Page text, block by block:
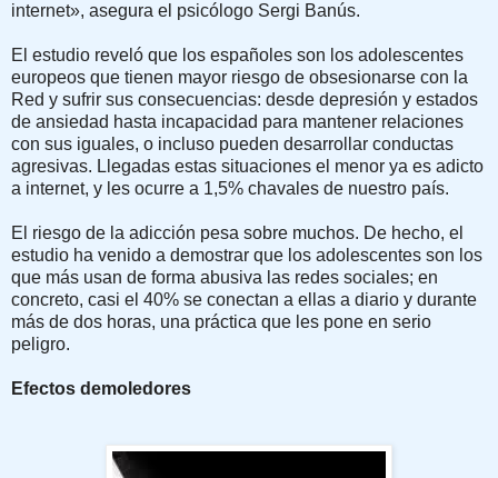
internet», asegura el psicólogo Sergi Banús.
El estudio reveló que los españoles son los adolescentes
europeos que tienen mayor riesgo de obsesionarse con la
Red y sufrir sus consecuencias: desde depresión y estados
de ansiedad hasta incapacidad para mantener relaciones
con sus iguales, o incluso pueden desarrollar conductas
agresivas. Llegadas estas situaciones el menor ya es adicto
a internet, y les ocurre a 1,5% chavales de nuestro país.
El riesgo de la adicción pesa sobre muchos. De hecho, el
estudio ha venido a demostrar que los adolescentes son los
que más usan de forma abusiva las redes sociales; en
concreto, casi el 40% se conectan a ellas a diario y durante
más de dos horas, una práctica que les pone en serio
peligro.
Efectos demoledores